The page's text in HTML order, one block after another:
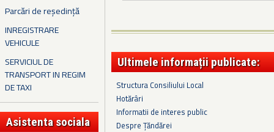
Parcări de reședință
INREGISTRARE
VEHICULE
SERVICIUL DE
TRANSPORT IN REGIM
DE TAXI
Asistenta sociala
Ultimele informații publicate:
Structura Consiliului Local
Hotărâri
Informatii de interes public
Despre Țăndărei